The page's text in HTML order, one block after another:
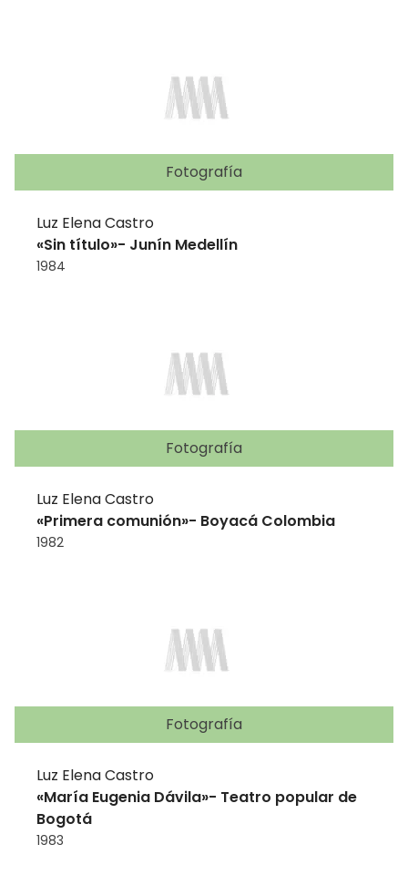
Fotografía
Luz Elena Castro
«Sin título»- Junín Medellín
1984
Fotografía
Luz Elena Castro
«Primera comunión»- Boyacá Colombia
1982
Fotografía
Luz Elena Castro
«María Eugenia Dávila»- Teatro popular de
Bogotá
1983